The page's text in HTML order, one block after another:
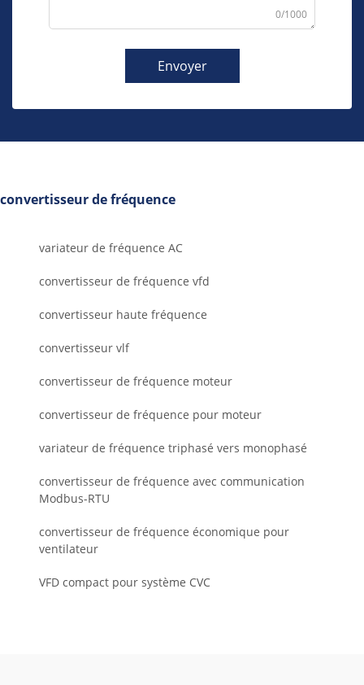
0/1000
Envoyer
convertisseur de fréquence
variateur de fréquence AC
convertisseur de fréquence vfd
convertisseur haute fréquence
convertisseur vlf
convertisseur de fréquence moteur
convertisseur de fréquence pour moteur
variateur de fréquence triphasé vers monophasé
convertisseur de fréquence avec communication
Modbus-RTU
convertisseur de fréquence économique pour
ventilateur
VFD compact pour système CVC